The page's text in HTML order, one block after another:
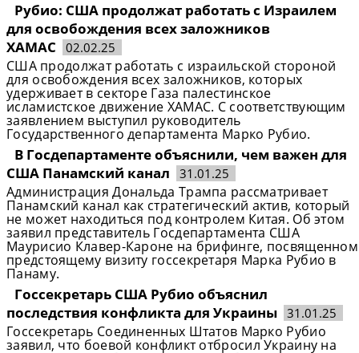
Рубио: США продолжат работать с Израилем
для освобождения всех заложников
ХАМАС
02.02.25
США продолжат работать с израильской стороной
для освобождения всех заложников, которых
удерживает в секторе Газа палестинское
исламистское движение ХАМАС. С соответствующим
заявлением выступил руководитель
Государственного департамента Марко Рубио.
В Госдепартаменте объяснили, чем важен для
США Панамский канал
31.01.25
Администрация Дональда Трампа рассматривает
Панамский канал как стратегический актив, который
не может находиться под контролем Китая. Об этом
заявил представитель Госдепартамента США
Маурисио Клавер-Кароне на брифинге, посвященном
предстоящему визиту госсекретаря Марка Рубио в
Панаму.
Госсекретарь США Рубио объяснил
последствия конфликта для Украины 31.01.25
Госсекретарь Соединенных Штатов Марко Рубио
заявил, что боевой конфликт отбросил Украину на